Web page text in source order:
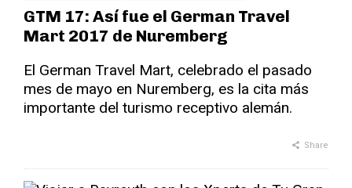
GTM 17: Así fue el German Travel
Mart 2017 de Nuremberg
El German Travel Mart, celebrado el pasado
mes de mayo en Nuremberg, es la cita más
importante del turismo receptivo alemán.
Share